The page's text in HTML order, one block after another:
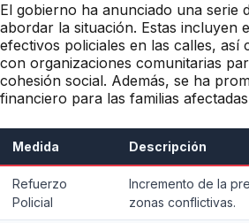
El gobierno ha anunciado una serie
abordar la situación. Estas incluyen
efectivos policiales en las calles, así
con organizaciones comunitarias
cohesión social. Además, se ha
financiero para las familias
Medida Descripción
Refuerzo
Policial
Incremento de la
zonas conflictivas.